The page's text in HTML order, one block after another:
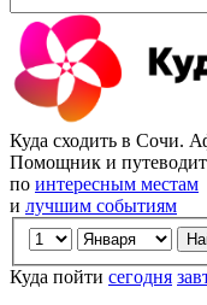
Куда сходить в Сочи.
Помощник и
по интересным местам
и лучшим событиям
Куда пойти сегодня